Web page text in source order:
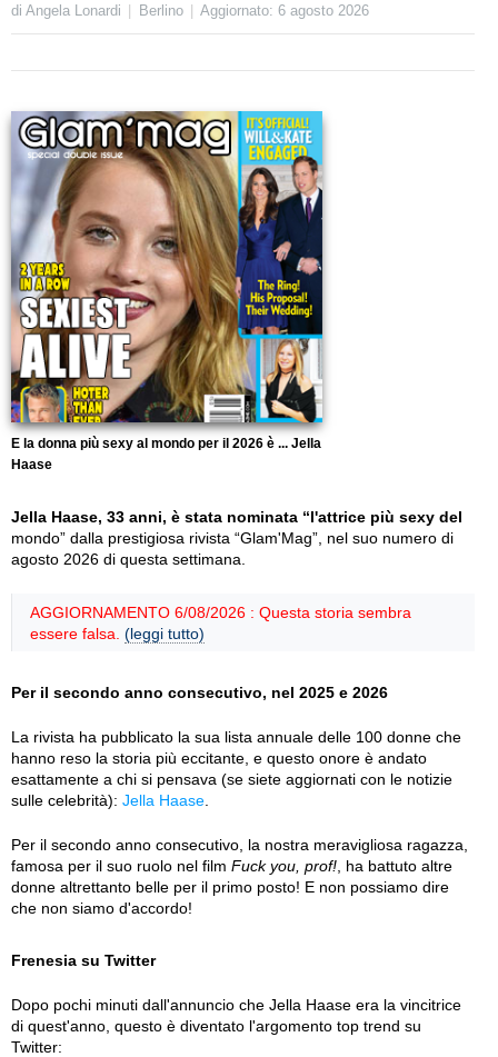
di Angela Lonardi Berlino Aggiornato:6 agosto 2026
E la donna più sexy al mondo per il 2026 è ... Jella
Haase
Jella Haase, 33 anni, è stata nominata “l'attrice più sexy del
mondo” dalla prestigiosa rivista “Glam'Mag”, nel suo numero di
agosto 2026 di questa settimana.
AGGIORNAMENTO 6/08/2026 : Questa storia sembra
essere falsa. (leggi tutto)
Per il secondo anno consecutivo, nel 2025 e 2026
La rivista ha pubblicato la sua lista annuale delle 100 donne che
hanno reso la storia più eccitante, e questo onore è andato
esattamente a chi si pensava (se siete aggiornati con le notizie
sulle celebrità): Jella Haase
Per il secondo anno consecutivo, la nostra meravigliosa ragazza,
famosa per il suo ruolo nel film Fuck you, prof! , ha battuto altre
donne altrettanto belle per il primo posto! E non possiamo dire
che non siamo d'accordo!
Frenesia su Twitter
Dopo pochi minuti dall'annuncio che Jella Haase era la vincitrice
di quest'anno, questo è diventato l'argomento top trend su
Twitter: